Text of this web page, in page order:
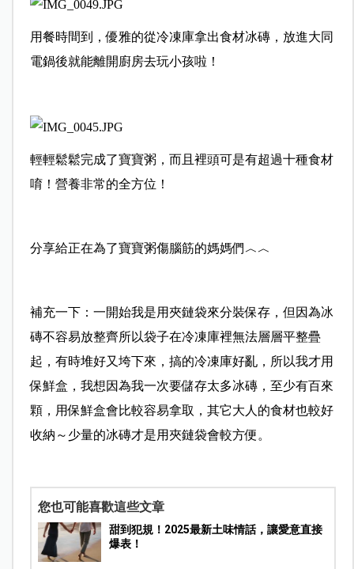
用餐時間到，優雅的從冷凍庫拿出食材冰磚，放進大同
電鍋後就能離開廚房去玩小孩啦！
輕輕鬆鬆完成了寶寶粥，而且裡頭可是有超過十種食材
唷！營養非常的全方位！
分享給正在為了寶寶粥傷腦筋的媽媽們︿︿
補充一下：一開始我是用夾鏈袋來分裝保存，但因為冰
磚不容易放整齊所以袋子在冷凍庫裡無法層層平整疊
起，有時堆好又垮下來，搞的冷凍庫好亂，所以我才用
保鮮盒，我想因為我一次要儲存太多冰磚，至少有百來
顆，用保鮮盒會比較容易拿取，其它大人的食材也較好
收納～少量的冰磚才是用夾鏈袋會較方便。
您也可能喜歡這些文章
甜到犯規！2025最新土味情話，讓愛意直接
爆表！